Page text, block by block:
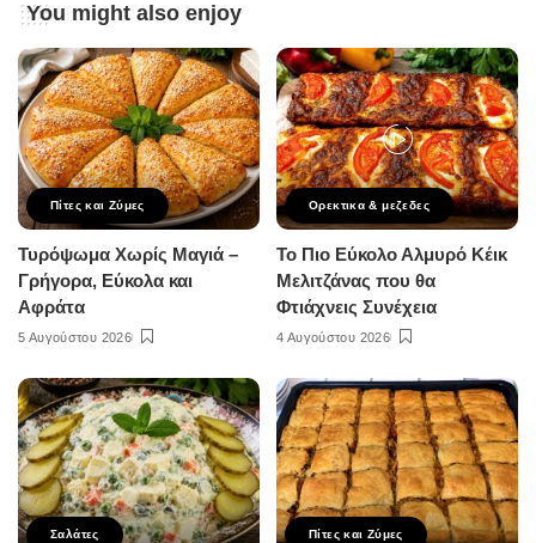
You might also enjoy
Πίτες και Ζύμες
Τυρόψωμα Χωρίς Μαγιά –
Γρήγορα, Εύκολα και
Αφράτα
5 Αυγούστου 2026
Ορεκτικα & μεζεδες
Το Πιο Εύκολο Αλμυρό Κέικ
Μελιτζάνας που θα
Φτιάχνεις Συνέχεια
4 Αυγούστου 2026
Σαλάτες Πίτες και Ζύμες